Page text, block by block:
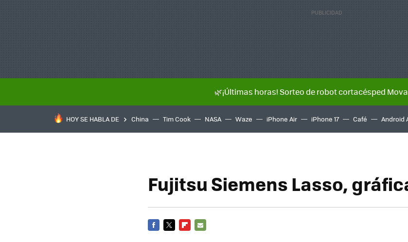
🌿¡Últimas horas! Sorteo de robot cortacésped Mova
HOY SE HABLA DE China Tim Cook NASA Waze iPhone Air iPhone 17 Café Android
Fujitsu Siemens Lasso,